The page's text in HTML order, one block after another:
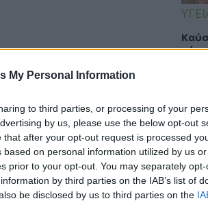
My Personal Information
to third parties, or processing of your
by us, please use the below opt-out
after your opt-out request is processed
on personal information utilized by us
prior to your opt-out. You may separately
by third parties on the IAB’s list of
be disclosed by us to third parties on the